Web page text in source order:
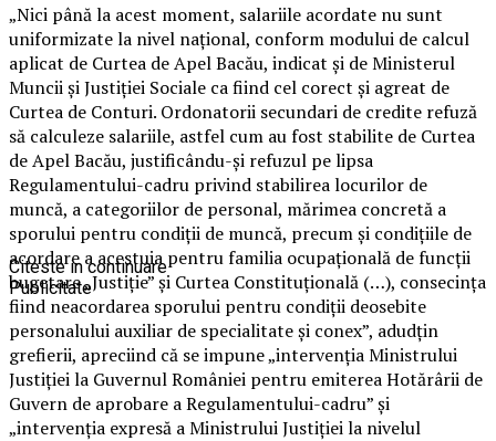
„Nici până la acest moment, salariile acordate nu sunt
uniformizate la nivel naţional, conform modului de calcul
aplicat de Curtea de Apel Bacău, indicat şi de Ministerul
Muncii şi Justiţiei Sociale ca fiind cel corect şi agreat de
Curtea de Conturi. Ordonatorii secundari de credite refuză
să calculeze salariile, astfel cum au fost stabilite de Curtea
de Apel Bacău, justificându-şi refuzul pe lipsa
Regulamentului-cadru privind stabilirea locurilor de
muncă, a categoriilor de personal, mărimea concretă a
sporului pentru condiţii de muncă, precum şi condiţiile de
acordare a acestuia pentru familia ocupaţională de funcţii
bugetare „Justiţie” şi Curtea Constituţională (…), consecinţa
fiind neacordarea sporului pentru condiţii deosebite
personalului auxiliar de specialitate şi conex”, adudţin
grefierii, apreciind că se impune „intervenţia Ministrului
Justiţiei la Guvernul României pentru emiterea Hotărârii de
Guvern de aprobare a Regulamentului-cadru” şi
„intervenţia expresă a Ministrului Justiţiei la nivelul
Citeste in continuare
Publicitate